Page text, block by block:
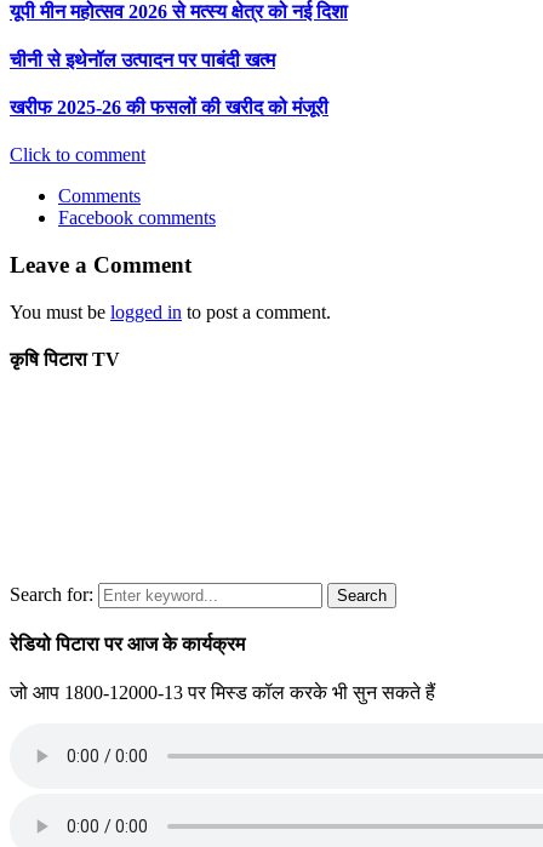
यूपी मीन महोत्सव 2026 से मत्स्य क्षेत्र को नई दिशा
चीनी से इथेनॉल उत्पादन पर पाबंदी खत्म
खरीफ 2025-26 की फसलों की खरीद को मंजूरी
Click to comment
Comments
Facebook comments
Leave a Comment
You must be logged in to post a comment.
कृषि पिटारा TV
Search for: Search
रेडियो पिटारा पर आज के कार्यक्रम
जो आप 1800-12000-13 पर मिस्ड कॉल करके भी सुन सकते हैं